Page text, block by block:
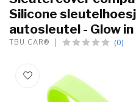
Silicone
autosleutel - Glow
TBU CAR® (0)